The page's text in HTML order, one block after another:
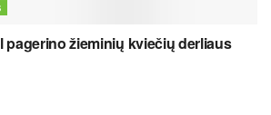
pagerino žieminių kviečių derliaus